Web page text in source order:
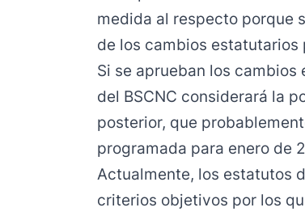
medida al respecto porque
de los cambios estatutarios
Si se aprueban los
del BSCNC considerará la
posterior, que
programada para enero de
Actualmente, los estatutos
criterios objetivos por los